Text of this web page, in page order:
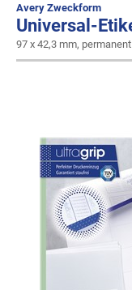
Avery Zweckform
Universal-
97 x 42,3 mm,